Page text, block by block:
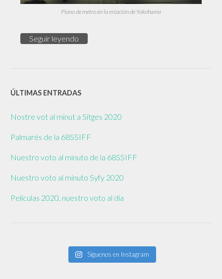
Plano de metro en la estación de Yokohama
Seguir leyendo
ÚLTIMAS ENTRADAS
Nostre vot al minut a Sitges 2020
Palmarés de la 68SSIFF
Nuestro voto al minuto de la 68SSIFF
Nuestro voto al minuto Syfy 2020
Películas 2020, nuestro voto al día
Síguenos en Instagram